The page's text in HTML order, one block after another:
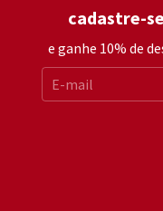
cadastre-
e ganhe 10% de